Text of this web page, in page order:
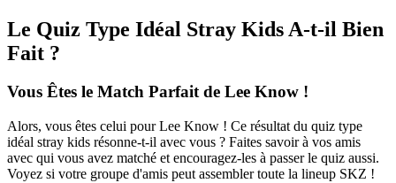
Le Quiz Type Idéal Stray Kids A-t-il Bien
Fait ?
Vous Êtes le Match Parfait de Lee Know !
Alors, vous êtes celui pour Lee Know ! Ce résultat du quiz type
idéal stray kids résonne-t-il avec vous ? Faites savoir à vos amis
avec qui vous avez matché et encouragez-les à passer le quiz aussi.
Voyez si votre groupe d'amis peut assembler toute la lineup SKZ !